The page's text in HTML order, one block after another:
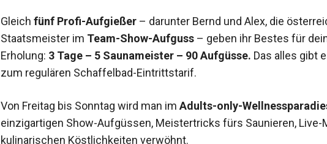
Gleich fünf Profi-Aufgießer– darunter Bernd und Alex, die
Staatsmeister im Team-Show-Aufguss– geben ihr Bestes für
Erholung: 3 Tage – 5 Saunameister – 90 Aufgüsse. Das alles gibt
zum regulären Schaffelbad-Eintrittstarif.
Von Freitag bis Sonntag wird man im Adults-only-
einzigartigen Show-Aufgüssen, Meistertricks fürs Saunieren, Live-
kulinarischen Köstlichkeiten verwöhnt.